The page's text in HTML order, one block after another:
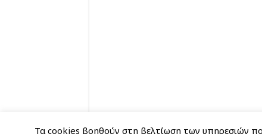
Τα cookies βοηθούν στη βελτίωση των υπηρεσιών